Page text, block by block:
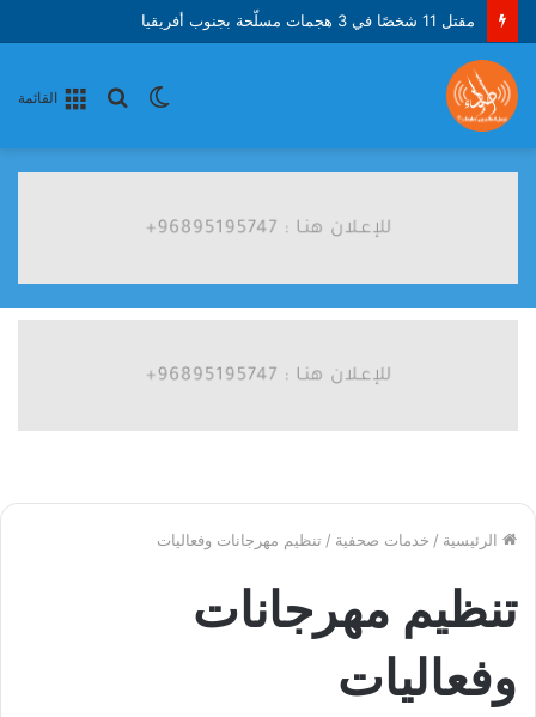
مقتل 11 شخصًا في 3 هجمات مسلّحة بجنوب أفريقيا
القائمة
بحث الوضع
الرئيسية / خدمات صحفية / تنظيم مهرجانات وفعاليات
تنظيم مهرجانات
وفعاليات